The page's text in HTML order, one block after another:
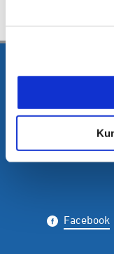
Facebook